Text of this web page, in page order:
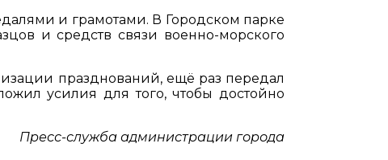
и грамотами. В Городском парке
и средств связи военно-морского
празднований, ещё раз передал
усилия для того, чтобы достойно
Пресс-служба администрации города